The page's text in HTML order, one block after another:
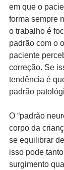
em que o
forma sempre
o trabalho é
padrão com o
paciente
correção. Se
tendência é
padrão
O “padrão
corpo da
se equilibrar
isso pode
surgimento